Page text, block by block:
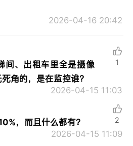
2026-04-16 20:42
间、出租车里全是摄像
角的，是在监控谁？
2026-04-15 11:03
1
，而且什么都有？
2026-04-15 11:09
2